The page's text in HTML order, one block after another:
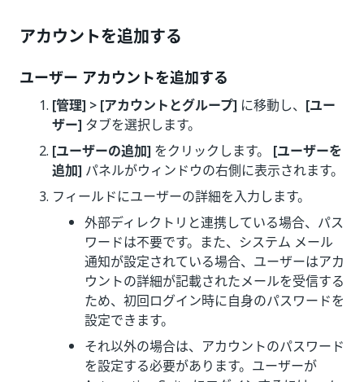
アカウントを追加する
ユーザー アカウントを追加する
[管理] > [アカウントとグループ] に移動し、 [ユー
ザー] タブを選択します。
[ユーザーの追加] をクリックします。 [ユーザーを
追加] パネルがウィンドウの右側に表示されます。
フィールドにユーザーの詳細を入力します。
外部ディレクトリと連携している場合、パス
ワードは不要です。また、システム メール
通知が設定されている場合、ユーザーはアカ
ウントの詳細が記載されたメールを受信する
ため、初回ログイン時に自身のパスワードを
設定できます。
それ以外の場合は、アカウントのパスワード
を設定する必要があります。ユーザーが